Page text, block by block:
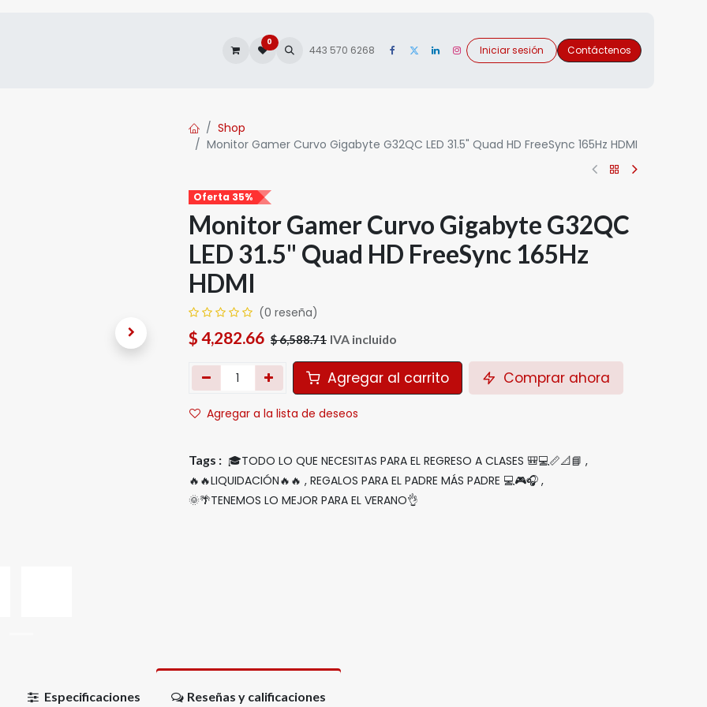
0
443 570 6268 Iniciar sesión Contáctenos
Shop
Monitor Gamer Curvo Gigabyte G32QC LED 31.5" Quad HD FreeSync 165Hz HDMI
Oferta 35%
Monitor Gamer Curvo Gigabyte G32QC
LED 31.5" Quad HD FreeSync 165Hz
HDMI
(0 reseña)
$ 4,282.66 $6,588.71 IVA incluido
Agregar al carrito Comprar ahora
Agregar a la lista de deseos
Tags : 🎓TODO LO QUE NECESITAS PARA EL REGRESO A CLASES 🎒💻📏📐📘 ,
🔥🔥LIQUIDACIÓN🔥🔥 , REGALOS PARA EL PADRE MÁS PADRE 💻🎮🎧 ,
🌞🌴TENEMOS LO MEJOR PARA EL VERANO👌
Especificaciones Reseñas y calificaciones